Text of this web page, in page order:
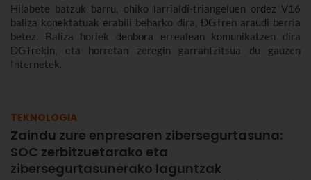
Hilabete batzuk barru, ohiko larrialdi-triangeluen ordez V16
baliza konektatuak erabili beharko dira, DGTren araudi berria
betez. Baliza horiek denbora errealean komunikatzen dira
DGTrekin, eta horretan zeregin garrantzitsua du gauzen
Internetek.
TEKNOLOGIA
Zaindu zure enpresaren zibersegurtasuna:
SOC zerbitzuetarako eta
zibersegurtasunerako laguntzak